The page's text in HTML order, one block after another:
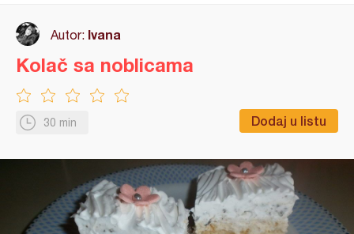
Autor: Ivana
30 min Dodaj u listu
Kolač sa noblicama